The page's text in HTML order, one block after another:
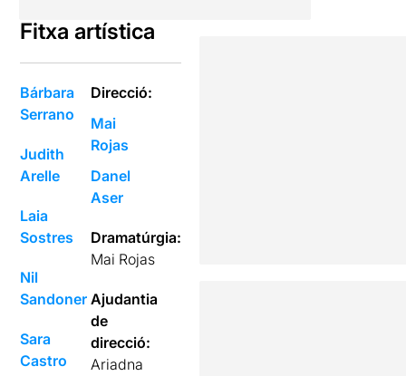
Fitxa artística
Bárbara
Serrano
Judith
Arelle
Laia
Sostres
Nil
Sandoner
Sara
Castro
Direcció:
Mai
Rojas
Danel
Aser
Dramatúrgia:
Mai Rojas
Ajudantia
de
direcció:
Ariadna